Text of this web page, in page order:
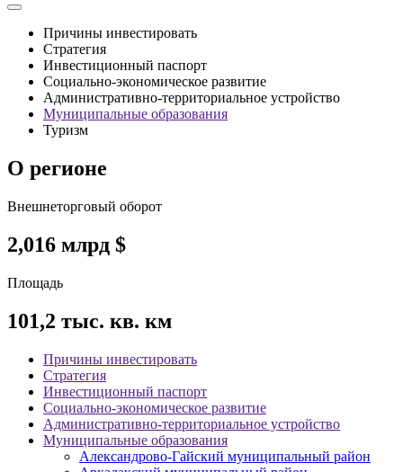
Причины инвестировать
Стратегия
Инвестиционный паспорт
Социально-экономическое развитие
Административно-территориальное устройство
Муниципальные образования
Туризм
О регионе
Внешнеторговый оборот
2,016 млрд $
Площадь
101,2 тыс. кв. км
Причины инвестировать
Стратегия
Инвестиционный паспорт
Социально-экономическое развитие
Административно-территориальное устройство
Муниципальные образования
Александрово-Гайский муниципальный район